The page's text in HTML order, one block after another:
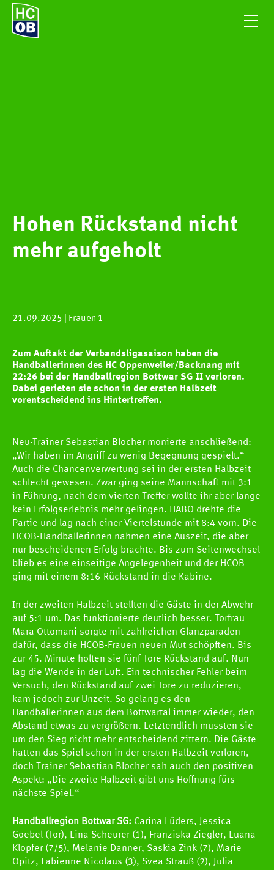
Hohen Rückstand nicht
mehr aufgeholt
21.09.2025 | Frauen 1
Zum Auftakt der Verbandsligasaison haben die
Handballerinnen des HC Oppenweiler/Backnang mit
22:26 bei der Handballregion Bottwar SG II verloren.
Dabei gerieten sie schon in der ersten Halbzeit
vorentscheidend ins Hintertreffen.
Neu-Trainer Sebastian Blocher monierte anschließend:
„Wir haben im Angriff zu wenig Begegnung gespielt.“
Auch die Chancenverwertung sei in der ersten Halbzeit
schlecht gewesen. Zwar ging seine Mannschaft mit 3:1
in Führung, nach dem vierten Treffer wollte ihr aber lange
kein Erfolgserlebnis mehr gelingen. HABO drehte die
Partie und lag nach einer Viertelstunde mit 8:4 vorn. Die
HCOB-Handballerinnen nahmen eine Auszeit, die aber
nur bescheidenen Erfolg brachte. Bis zum Seitenwechsel
blieb es eine einseitige Angelegenheit und der HCOB
ging mit einem 8:16-Rückstand in die Kabine.
In der zweiten Halbzeit stellten die Gäste in der Abwehr
auf 5:1 um. Das funktionierte deutlich besser. Torfrau
Mara Ottomani sorgte mit zahlreichen Glanzparaden
dafür, dass die HCOB-Frauen neuen Mut schöpften. Bis
zur 45. Minute holten sie fünf Tore Rückstand auf. Nun
lag die Wende in der Luft. Ein technischer Fehler beim
Versuch, den Rückstand auf zwei Tore zu reduzieren,
kam jedoch zur Unzeit. So gelang es den
Handballerinnen aus dem Bottwartal immer wieder, den
Abstand etwas zu vergrößern. Letztendlich mussten sie
um den Sieg nicht mehr entscheidend zittern. Die Gäste
hatten das Spiel schon in der ersten Halbzeit verloren,
doch Trainer Sebastian Blocher sah auch den positiven
Aspekt: „Die zweite Halbzeit gibt uns Hoffnung fürs
nächste Spiel.“
Handballregion Bottwar SG: Carina Lüders, Jessica
Goebel (Tor), Lina Scheurer (1), Franziska Ziegler, Luana
Klopfer (7/5), Melanie Danner, Saskia Zink (7), Marie
Opitz, Fabienne Nicolaus (3), Svea Strauß (2), Julia